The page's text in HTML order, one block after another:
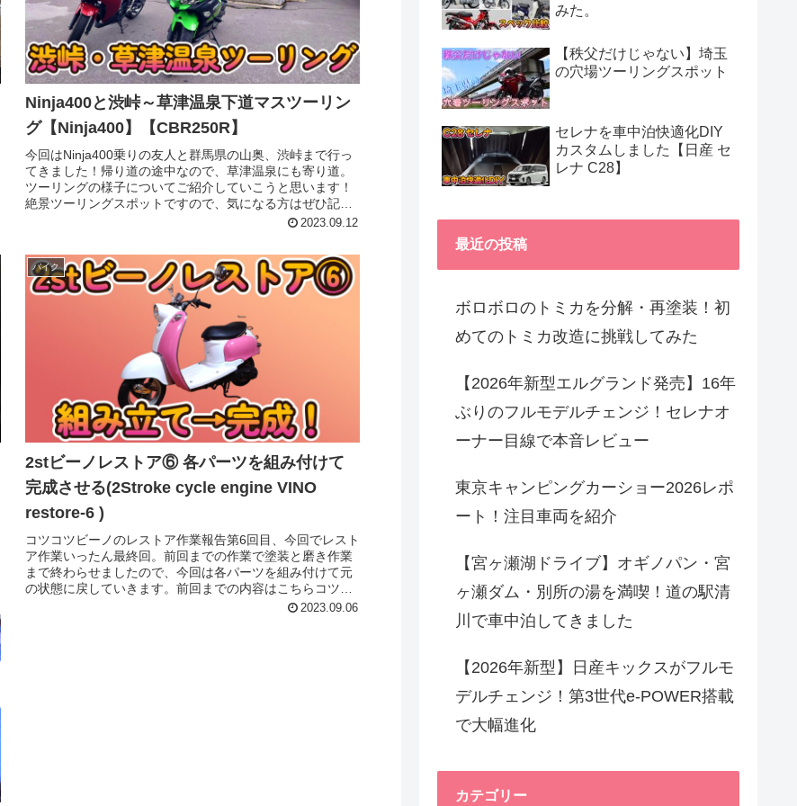
Ninja400と渋峠～草津温泉下道マスツーリン
グ【Ninja400】【CBR250R】
今回はNinja400乗りの友人と群馬県の山奥、渋峠まで行っ
てきました！帰り道の途中なので、草津温泉にも寄り道。
ツーリングの様子についてご紹介していこうと思います！
絶景ツーリングスポットですので、気になる方はぜひ記事
2023.09.12
バイク
2stビーノレストア⑥ 各パーツを組み付けて
完成させる(2Stroke cycle engine VINO
restore-6 )
コツコツビーノのレストア作業報告第6回目、今回でレスト
ア作業いったん最終回。前回までの作業で塗装と磨き作業
まで終わらせましたので、今回は各パーツを組み付けて元
の状態に戻していきます。前回までの内容はこちらコツコ
2023.09.06
みた。
【秩父だけじゃない】埼玉
の穴場ツーリングスポット
セレナを車中泊快適化DIY
カスタムしました【日産 セ
レナ C28】
最近の投稿
ボロボロのトミカを分解・再塗装！初
めてのトミカ改造に挑戦してみた
【2026年新型エルグランド発売】16年
ぶりのフルモデルチェンジ！セレナオ
ーナー目線で本音レビュー
東京キャンピングカーショー2026レポ
ート！注目車両を紹介
【宮ヶ瀬湖ドライブ】オギノパン・宮
ヶ瀬ダム・別所の湯を満喫！道の駅清
川で車中泊してきました
【2026年新型】日産キックスがフルモ
デルチェンジ！第3世代e-POWER搭載
で大幅進化
カテゴリー